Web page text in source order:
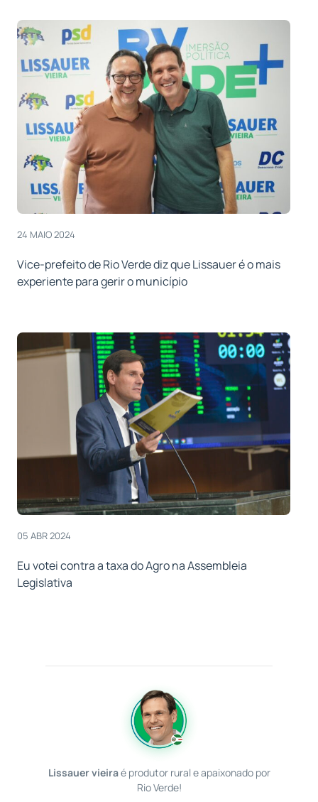
24 MAIO 2024
Vice-prefeito de Rio Verde diz que Lissauer é o mais
experiente para gerir o município
05 ABR 2024
Eu votei contra a taxa do Agro na Assembleia
Legislativa
Lissauer vieiraé produtor rural e apaixonado por
Rio Verde!